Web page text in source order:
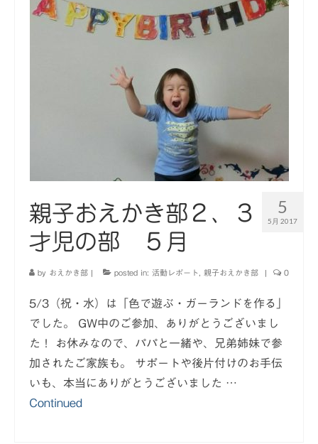
オンラインおえかき部
展覧会やイベントの記録
2014年までの活動レポート
入部などお問い合わせ
5
5月 2017
親子おえかき部２、３
才児の部 ５月
by おえかき部 | posted in: 活動レポート 親子おえかき部 | 0
5/3（祝・水）は「色で遊ぶ・ガーランドを作る」
でした。 GW中のご参加、ありがとうございまし
た！ お休みなので、パパと一緒や、兄弟姉妹で参
加されたご家族も。 サポートや後片付けのお手伝
いも、本当にありがとうございました …
Continued